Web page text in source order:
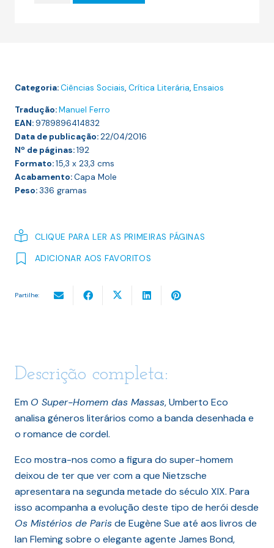
15.00 €.13.50 €.
Categoria:Ciências Sociais, Crítica Literária, Ensaios
Tradução:Manuel Ferro
EAN:9789896414832
Data de publicação:22/04/2016
Nº de páginas:192
Formato:15,3 x 23,3 cms
Acabamento:Capa Mole
Peso:336 gramas
CLIQUE PARA LER AS PRIMEIRAS PÁGINAS
ADICIONAR AOS FAVORITOS
Partilhe:
Descrição completa:
Em O Super-Homem das Massas, Umberto Eco
analisa géneros literários como a banda desenhada e
o romance de cordel.
Eco mostra-nos como a figura do super-homem
deixou de ter que ver com a que Nietzsche
apresentara na segunda metade do século XIX. Para
isso acompanha a evolução deste tipo de herói desde
Os Mistérios de Parisde Eugène Sue até aos livros de
Ian Fleming sobre o elegante agente James Bond,